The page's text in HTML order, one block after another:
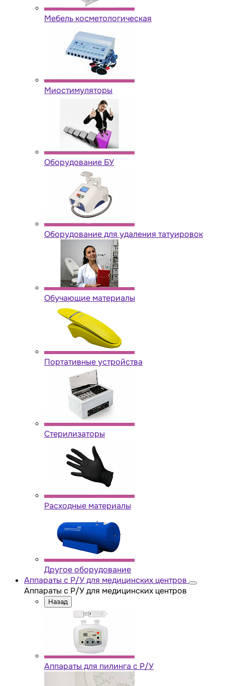
Мебель косметологическая
Миостимуляторы
Оборудование БУ
Оборудование для удаления татуировок
Обучающие материалы
Портативные устройства
Стерилизаторы
Расходные материалы
Другое оборудование
Аппараты с Р/У для медицинских центров
Аппараты с Р/У для медицинских центров
Назад
Аппараты для пилинга с Р/У